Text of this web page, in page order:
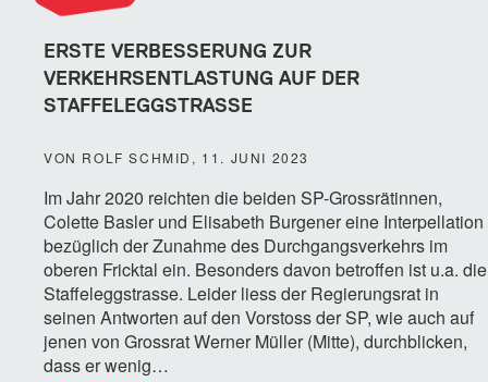
ERSTE VERBESSERUNG ZUR
VERKEHRSENTLASTUNG AUF DER
STAFFELEGGSTRASSE
VON ROLF SCHMID, 11. JUNI 2023
Im Jahr 2020 reichten die beiden SP-Grossrätinnen,
Colette Basler und Elisabeth Burgener eine Interpellation
bezüglich der Zunahme des Durchgangsverkehrs im
oberen Fricktal ein. Besonders davon betroffen ist u.a. die
Staffeleggstrasse. Leider liess der Regierungsrat in
seinen Antworten auf den Vorstoss der SP, wie auch auf
jenen von Grossrat Werner Müller (Mitte), durchblicken,
dass er wenig…